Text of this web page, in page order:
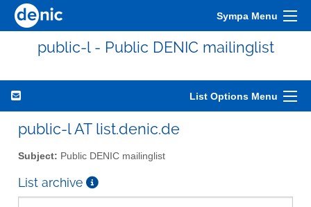
Sympa Menu
public-l - Public DENIC mailinglist
List Options Menu
public-l AT list.denic.de
Subject: Public DENIC mailinglist
List archive